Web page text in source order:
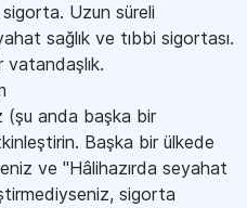
Uzun süreli
sağlık ve tıbbi sigortası.
vatandaşlık.
(şu anda başka bir
Başka bir ülkede
ve "Hâlihazırda seyahat
sigorta